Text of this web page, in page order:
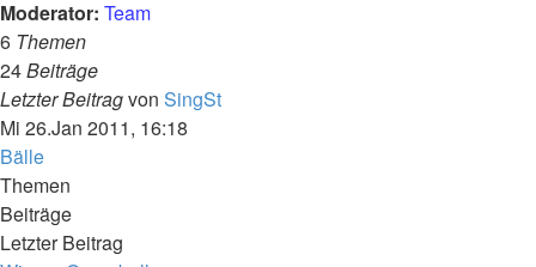
Moderator: Team
6 Themen
24Beiträge
Letzter Beitragvon SingStNeuester
Mi 26.Jan 2011, 16:18
Bälle
Themen
Beiträge
Letzter Beitrag